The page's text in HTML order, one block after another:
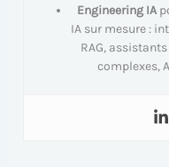
Engineering IA
IA sur mesure :
RAG,
complexes,